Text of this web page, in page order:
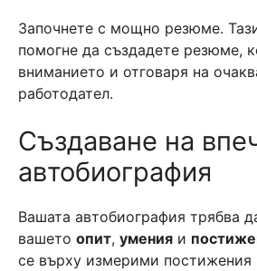
Започнете с мощно резюме.
помогне да създадете резюме,
вниманието и отговаря на
работодател.
Създаване на
автобиография
Вашата автобиография трябва
вашето опит, умения и
се върху измерими постижения